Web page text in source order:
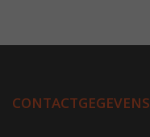
CONTACTGEGEVENS